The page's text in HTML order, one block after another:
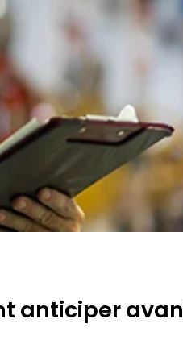
anticiper